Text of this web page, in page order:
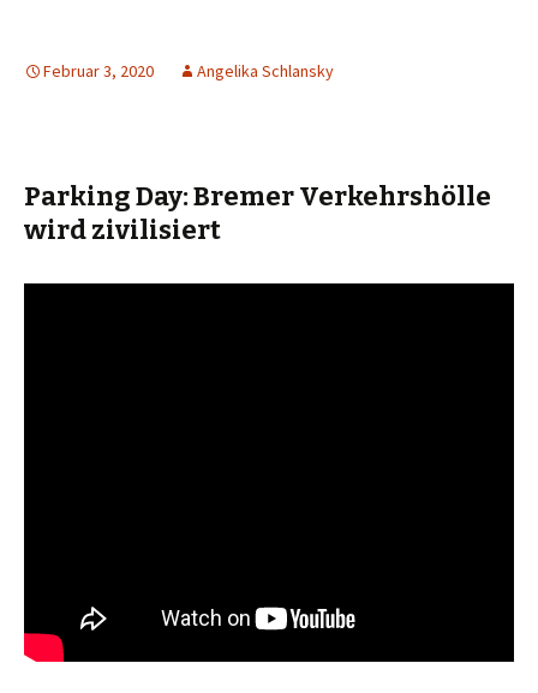
Februar 3, 2020 Angelika Schlansky
Parking Day: Bremer Verkehrshölle
wird zivilisiert